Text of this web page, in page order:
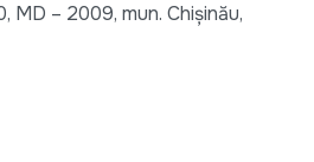
MD – 2009, mun. Chișinău,